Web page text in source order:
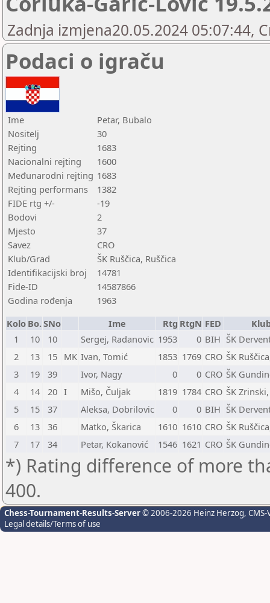
Zadnja izmjena20.05.2024 05:07:44,
Podaci o igraču
Ime
Petar, Bubalo
Nositelj
30
Rejting
1683
Nacionalni rejting
1600
Međunarodni rejting 1683
Rejting performans
1382
FIDE rtg +/-
-19
Bodovi
2
Mjesto
37
Savez
CRO
Klub/Grad
ŠK Ruščica, Ruščica
Identifikacijski broj
14781
Fide-ID
14587866
Godina rođenja
1963
Kolo Bo.SNo Ime Rtg RtgN FED
1
10 10 Sergej, Radanovic 1953 0 BIH ŠK
2
13 15 MK Ivan, Tomić 1853 1769 CRO ŠK
3
19 39 Ivor, Nagy 0 0 CRO ŠK
4
14 20 I Mišo, Čuljak 1819 1784 CRO ŠK
5
15 37 Aleksa, Dobrilovic 0 0 BIH ŠK
6
13 36 Matko, Škarica 1610 1610 CRO ŠK
7
17 34 Petar, Kokanović 1546 1621 CRO ŠK
*) Rating difference of more
400.
Chess-Tournament-Results-Server© 2006-2026 Heinz Herzog,
Legal details/Terms of use